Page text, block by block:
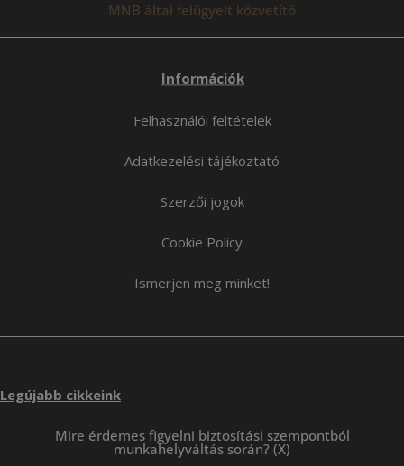
MNB által felügyelt közvetítő
Információk
Felhasználói feltételek
Adatkezelési tájékoztató
Szerzői jogok
Cookie Policy
Ismerjen meg minket!
Legújabb cikkeink
Mire érdemes figyelni biztosítási szempontból
munkahelyváltás során? (X)